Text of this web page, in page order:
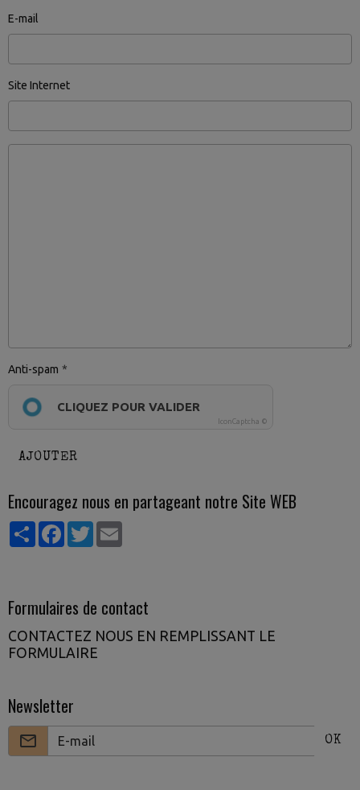
E-mail
Site Internet
Anti-spam
CLIQUEZ POUR VALIDER
IconCaptcha ©
AJOUTER
Encouragez nous en partageant notre Site WEB
PartagerFacebookTwitter
Formulaires de contact
CONTACTEZ NOUS EN REMPLISSANT LE
FORMULAIRE
Newsletter
OK